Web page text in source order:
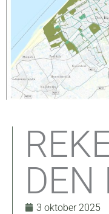
DEN
3 oktober 2025